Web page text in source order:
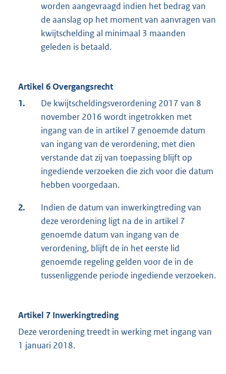
worden aangevraagd indien het bedrag van
de aanslag op het moment van aanvragen van
kwijtschelding al minimaal 3 maanden
geleden is betaald.
Artikel 6 Overgangsrecht
1.
De kwijtscheldingsverordening 2017 van 8
november 2016 wordt ingetrokken met
ingang van de in artikel 7 genoemde datum
van ingang van de verordening, met dien
verstande dat zij van toepassing blijft op
ingediende verzoeken die zich voor die datum
hebben voorgedaan.
2.
Indien de datum van inwerkingtreding van
deze verordening ligt na de in artikel 7
genoemde datum van ingang van de
verordening, blijft de in het eerste lid
genoemde regeling gelden voor de in de
tussenliggende periode ingediende verzoeken.
Artikel 7 Inwerkingtreding
Deze verordening treedt in werking met ingang van
1 januari 2018.